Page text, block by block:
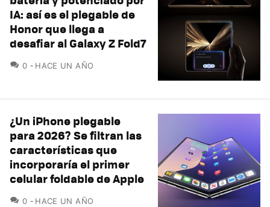
IA: así es el plegable de
Honor que llega a
desafiar al Galaxy Z Fold7
0 COMENTARIOS
HACE UN AÑO
¿Un iPhone plegable
para 2026? Se filtran las
características que
incorporaría el primer
celular foldable de Apple
0 COMENTARIOS
HACE UN AÑO